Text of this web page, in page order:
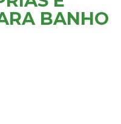
BANHO